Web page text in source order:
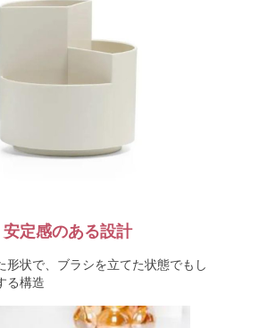
安定感のある設計
形状で、ブラシを立てた状態でもし
る構造